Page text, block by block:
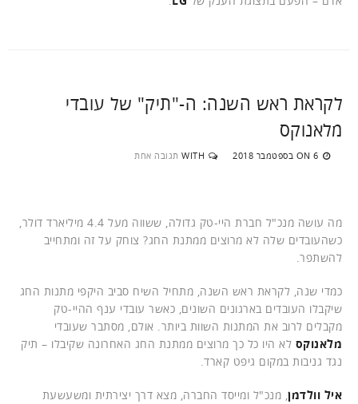
לקראת ראש השנה: ה-"תיק" של עובדי
מלאנוקס
ON 6 בספטמבר 2018 WITH תגובה אחת
מה עושה מנכ"ל חברת היי-טק גדולה, ששווה מעל 4.4 מיליארד דולר,
כשהעובדים שלה לא מרוצים ממתנת החג? צוחק על זה ומתחייב
להשתפר.
כמדי שנה, לקראת ראש השנה, מתחיל השיח סביב היקפי מתנות החג
שיקבלו העובדים בארגונים השונים, כאשר עובדי ענף ההיי-טק
מקבלים לרוב את המתנות השוות ביותר. אולם, מסתבר שעובדי
מלאנוקס לא היו כל כך מרוצים ממתנת החג האחרונה שקיבלו – תיק
נגד גניבות במקום גיפט קארד.
איל וולדמן, מנכ"ל ומייסד החברה, מצא דרך יצירתית ומשעשעת